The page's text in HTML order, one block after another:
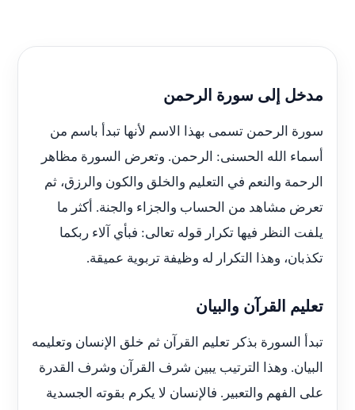
مدخل إلى سورة الرحمن
سورة الرحمن تسمى بهذا الاسم لأنها تبدأ باسم من
أسماء الله الحسنى: الرحمن. وتعرض السورة مظاهر
الرحمة والنعم في التعليم والخلق والكون والرزق، ثم
تعرض مشاهد من الحساب والجزاء والجنة. أكثر ما
يلفت النظر فيها تكرار قوله تعالى: فبأي آلاء ربكما
تكذبان، وهذا التكرار له وظيفة تربوية عميقة.
تعليم القرآن والبيان
تبدأ السورة بذكر تعليم القرآن ثم خلق الإنسان وتعليمه
البيان. وهذا الترتيب يبين شرف القرآن وشرف القدرة
على الفهم والتعبير. فالإنسان لا يكرم بقوته الجسدية